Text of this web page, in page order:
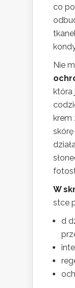
co
Nie
która
krem
W
stce
d